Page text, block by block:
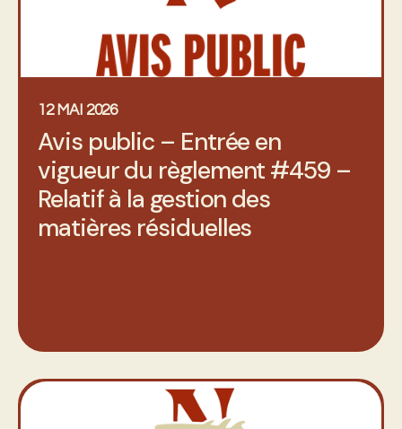
12 MAI 2026
Avis public – Entrée en
vigueur du règlement #459 –
Relatif à la gestion des
matières résiduelles